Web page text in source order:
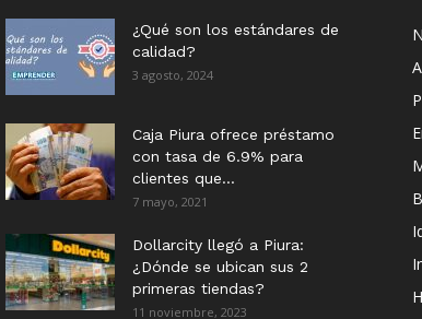
¿Qué son los estándares de
calidad?
3 agosto, 2024
Caja Piura ofrece préstamo
con tasa de 6.9% para
clientes que...
7 mayo, 2021
Dollarcity llegó a Piura:
¿Dónde se ubican sus 2
primeras tiendas?
11 noviembre, 2023